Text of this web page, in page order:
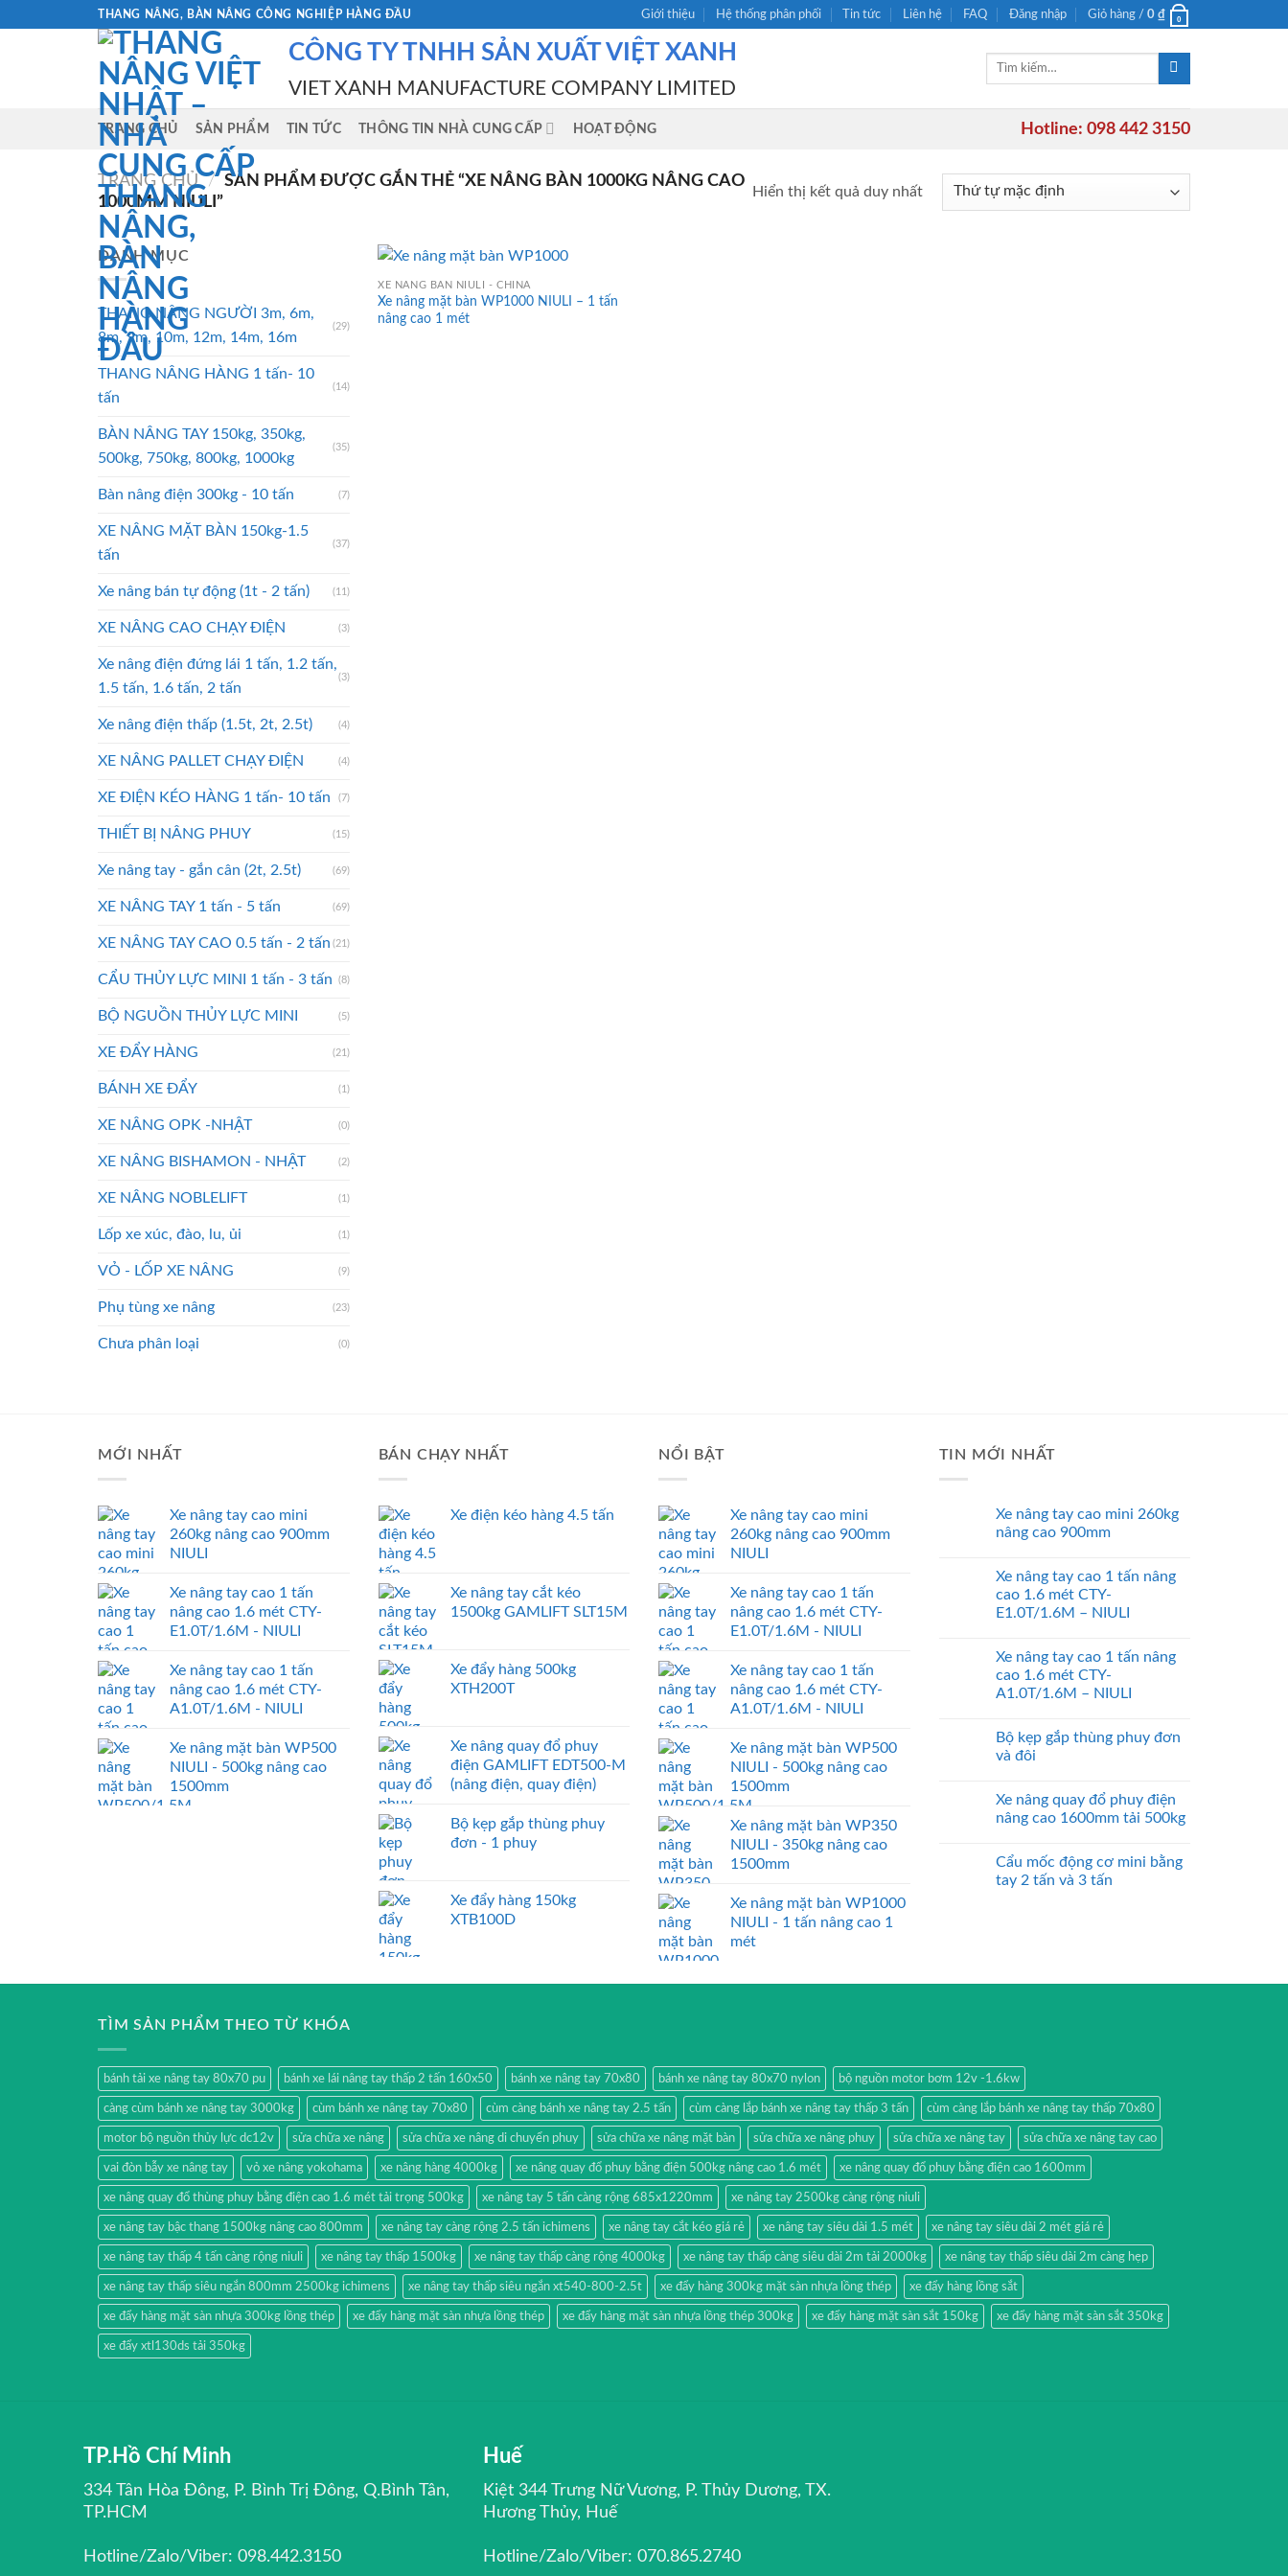
THANG NÂNG, BÀN NÂNG CÔNG NGHIỆP HÀNG ĐẦU Giới thiệu Hệ thống phân phối Tin tức Liên hệ FAQ Đăng nhập Giỏ hàng / 0 ₫ 0
CÔNG TY TNHH SẢN XUẤT VIỆT XANH
VIET XANH MANUFACTURE COMPANY LIMITED
Tìm
TRANG CHỦ SẢN PHẨM TIN TỨC THÔNG TIN NHÀ CUNG CẤP HOẠT ĐỘNG Hotline: 098 442 3150
TRANG CHỦ / SẢN PHẨM ĐƯỢC GẮN THẺ “XE NÂNG BÀN 1000KG NÂNG CAO
1000MM NIULI”
Hiển thị kết quả duy nhất
DANH MỤC
THANG NÂNG NGƯỜI 3m, 6m,
8m, 9m, 10m, 12m, 14m, 16m
(29)
THANG NÂNG HÀNG 1 tấn- 10
tấn
(14)
BÀN NÂNG TAY 150kg, 350kg,
500kg, 750kg, 800kg, 1000kg
(35)
Bàn nâng điện 300kg - 10 tấn (7)
XE NÂNG MẶT BÀN 150kg-1.5
tấn
(37)
Xe nâng bán tự động (1t - 2 tấn) (11)
XE NÂNG CAO CHẠY ĐIỆN (3)
Xe nâng điện đứng lái 1 tấn, 1.2 tấn,
1.5 tấn, 1.6 tấn, 2 tấn
(3)
Xe nâng điện thấp (1.5t, 2t, 2.5t) (4)
XE NÂNG PALLET CHẠY ĐIỆN (4)
XE ĐIỆN KÉO HÀNG 1 tấn- 10 tấn (7)
THIẾT BỊ NÂNG PHUY (15)
Xe nâng tay - gắn cân (2t, 2.5t) (69)
XE NÂNG TAY 1 tấn - 5 tấn (69)
XE NÂNG TAY CAO 0.5 tấn - 2 tấn (21)
CẨU THỦY LỰC MINI 1 tấn - 3 tấn (8)
BỘ NGUỒN THỦY LỰC MINI (5)
XE ĐẨY HÀNG (21)
BÁNH XE ĐẨY (1)
XE NÂNG OPK -NHẬT (0)
XE NÂNG BISHAMON - NHẬT (2)
XE NÂNG NOBLELIFT (1)
Lốp xe xúc, đào, lu, ủi (1)
VỎ - LỐP XE NÂNG (9)
Phụ tùng xe nâng (23)
Chưa phân loại (0)
XE NÂNG BÀN NIULI - CHINA
Xe nâng mặt bàn WP1000 NIULI – 1 tấn
nâng cao 1 mét
MỚI NHẤT
Xe nâng tay cao mini
260kg nâng cao 900mm
NIULI
Xe nâng tay cao 1 tấn
nâng cao 1.6 mét CTY-
E1.0T/1.6M - NIULI
Xe nâng tay cao 1 tấn
nâng cao 1.6 mét CTY-
A1.0T/1.6M - NIULI
Xe nâng mặt bàn WP500
NIULI - 500kg nâng cao
1500mm
BÁN CHẠY NHẤT
Xe điện kéo hàng 4.5 tấn
Xe nâng tay cắt kéo
1500kg GAMLIFT SLT15M
Xe đẩy hàng 500kg
XTH200T
Xe nâng quay đổ phuy
điện GAMLIFT EDT500-M
(nâng điện, quay điện)
Bộ kẹp gắp thùng phuy
đơn - 1 phuy
Xe đẩy hàng 150kg
XTB100D
NỔI BẬT
Xe nâng tay cao mini
260kg nâng cao 900mm
NIULI
Xe nâng tay cao 1 tấn
nâng cao 1.6 mét CTY-
E1.0T/1.6M - NIULI
Xe nâng tay cao 1 tấn
nâng cao 1.6 mét CTY-
A1.0T/1.6M - NIULI
Xe nâng mặt bàn WP500
NIULI - 500kg nâng cao
1500mm
Xe nâng mặt bàn WP350
NIULI - 350kg nâng cao
1500mm
Xe nâng mặt bàn WP1000
NIULI - 1 tấn nâng cao 1
mét
TIN MỚI NHẤT
Xe nâng tay cao mini 260kg
nâng cao 900mm
Xe nâng tay cao 1 tấn nâng
cao 1.6 mét CTY-
E1.0T/1.6M – NIULI
Xe nâng tay cao 1 tấn nâng
cao 1.6 mét CTY-
A1.0T/1.6M – NIULI
Bộ kẹp gắp thùng phuy đơn
và đôi
Xe nâng quay đổ phuy điện
nâng cao 1600mm tải 500kg
Cẩu mốc động cơ mini bằng
tay 2 tấn và 3 tấn
TÌM SẢN PHẨM THEO TỪ KHÓA
bánh tải xe nâng tay 80x70 pu bánh xe lái nâng tay thấp 2 tấn 160x50 bánh xe nâng tay 70x80 bánh xe nâng tay 80x70 nylon bộ nguồn motor bơm 12v -1.6kw
càng cùm bánh xe nâng tay 3000kg cùm bánh xe nâng tay 70x80 cùm càng bánh xe nâng tay 2.5 tấn cùm càng lắp bánh xe nâng tay thấp 3 tấn cùm càng lắp bánh xe nâng tay thấp 70x80
motor bộ nguồn thủy lực dc12v sửa chữa xe nâng sửa chữa xe nâng di chuyển phuy sửa chữa xe nâng mặt bàn sửa chữa xe nâng phuy sửa chữa xe nâng tay sửa chữa xe nâng tay cao
vai đòn bẫy xe nâng tay vỏ xe nâng yokohama xe nâng hàng 4000kg xe nâng quay đổ phuy bằng điện 500kg nâng cao 1.6 mét xe nâng quay đổ phuy bằng điện cao 1600mm
xe nâng quay đổ thùng phuy bằng điện cao 1.6 mét tải trọng 500kg xe nâng tay 5 tấn càng rộng 685x1220mm xe nâng tay 2500kg càng rộng niuli
xe nâng tay bậc thang 1500kg nâng cao 800mm xe nâng tay càng rộng 2.5 tấn ichimens xe nâng tay cắt kéo giá rẻ xe nâng tay siêu dài 1.5 mét xe nâng tay siêu dài 2 mét giá rẻ
xe nâng tay thấp 4 tấn càng rộng niuli xe nâng tay thấp 1500kg xe nâng tay thấp càng rộng 4000kg xe nâng tay thấp càng siêu dài 2m tải 2000kg xe nâng tay thấp siêu dài 2m càng hẹp
xe nâng tay thấp siêu ngắn 800mm 2500kg ichimens xe nâng tay thấp siêu ngắn xt540-800-2.5t xe đẩy hàng 300kg mặt sàn nhựa lồng thép xe đẩy hàng lồng sắt
xe đẩy hàng mặt sàn nhựa 300kg lồng thép xe đẩy hàng mặt sàn nhựa lồng thép xe đẩy hàng mặt sàn nhựa lồng thép 300kg xe đẩy hàng mặt sàn sắt 150kg xe đẩy hàng mặt sàn sắt 350kg
xe đẩy xtl130ds tải 350kg
TP.Hồ Chí Minh
334 Tân Hòa Đông, P. Bình Trị Đông, Q.Bình Tân,
TP.HCM
Hotline/Zalo/Viber: 098.442.3150
Huế
Kiệt 344 Trưng Nữ Vương, P. Thủy Dương, TX.
Hương Thủy, Huế
Hotline/Zalo/Viber: 070.865.2740